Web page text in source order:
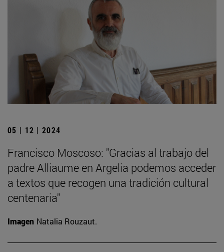
05 | 12 | 2024
Francisco Moscoso: "Gracias al trabajo del
padre Alliaume en Argelia podemos acceder
a textos que recogen una tradición cultural
centenaria"
Imagen Natalia Rouzaut.